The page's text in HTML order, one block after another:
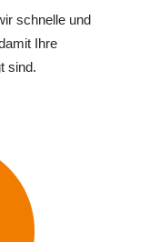
schnelle und
Ihre
sind.